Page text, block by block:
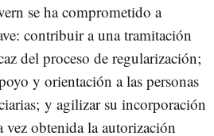
se ha comprometido a
contribuir a una tramitación
del proceso de regularización;
y orientación a las personas
y agilizar su incorporación
vez obtenida la autorización